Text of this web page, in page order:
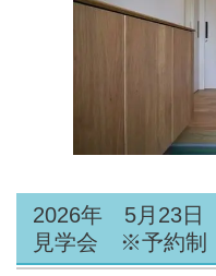
2026年 5月23日
見学会 ※予約制